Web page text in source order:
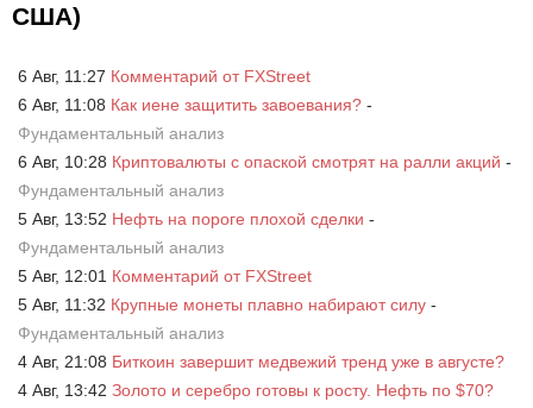
США)
6 Авг, 11:27 Комментарий от FXStreet
6 Авг, 11:08 Как иене защитить завоевания? -
Фундаментальный анализ
6 Авг, 10:28 Криптовалюты с опаской смотрят на ралли акций -
Фундаментальный анализ
5 Авг, 13:52 Нефть на пороге плохой сделки -
Фундаментальный анализ
5 Авг, 12:01 Комментарий от FXStreet
5 Авг, 11:32 Крупные монеты плавно набирают силу -
Фундаментальный анализ
4 Авг, 21:08 Биткоин завершит медвежий тренд уже в августе?
4 Авг, 13:42 Золото и серебро готовы к росту. Нефть по $70?